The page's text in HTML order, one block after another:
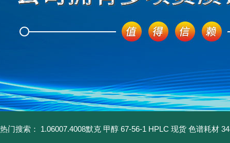
热门搜索： 1.06007.4008默克 甲醇 67-56-1 HPLC 现货 色谱耗材